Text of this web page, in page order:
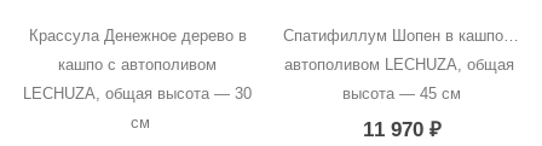
Крассула Денежное дерево в
кашпо с автополивом
LECHUZA, общая высота — 30
см
Спатифиллум Шопен в кашпо с
автополивом LECHUZA, общая
высота — 45 см
11 970 ₽